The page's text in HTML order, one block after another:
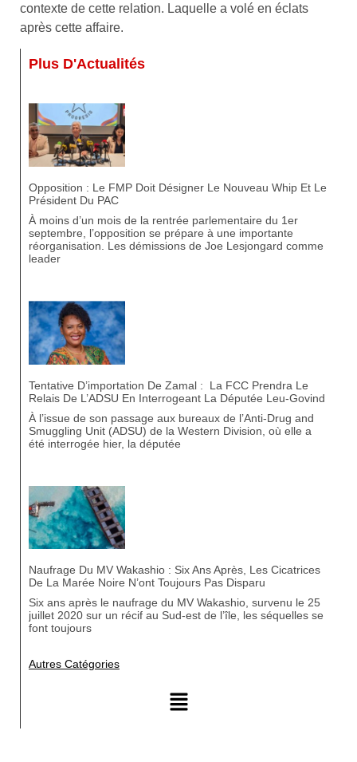
contexte de cette relation. Laquelle a volé en éclats
après cette affaire.
Plus D'Actualités
Opposition : Le FMP Doit Désigner Le Nouveau Whip Et Le
Président Du PAC
À moins d’un mois de la rentrée parlementaire du 1er
septembre, l’opposition se prépare à une importante
réorganisation. Les démissions de Joe Lesjongard comme
leader
Tentative D’importation De Zamal : La FCC Prendra Le
Relais De L’ADSU En Interrogeant La Députée Leu-Govind
À l’issue de son passage aux bureaux de l’Anti-Drug and
Smuggling Unit (ADSU) de la Western Division, où elle a
été interrogée hier, la députée
Naufrage Du MV Wakashio : Six Ans Après, Les Cicatrices
De La Marée Noire N’ont Toujours Pas Disparu
Six ans après le naufrage du MV Wakashio, survenu le 25
juillet 2020 sur un récif au Sud-est de l’île, les séquelles se
font toujours
Autres Catégories